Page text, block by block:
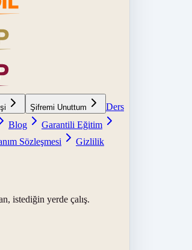
Şifremi Unuttum
Ders
Blog
Garantili Eğitim
Sözleşmesi
Gizlilik
istediğin yerde çalış.